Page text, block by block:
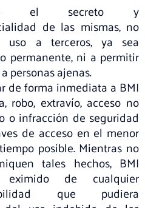
el secreto y
de las mismas, no
uso a terceros, ya sea
permanente, ni a permitir
personas ajenas.
de forma inmediata a BMI
robo, extravío, acceso no
o infracción de seguridad
de acceso en el menor
posible. Mientras no
tales hechos, BMI
eximido de cualquier
que pudiera